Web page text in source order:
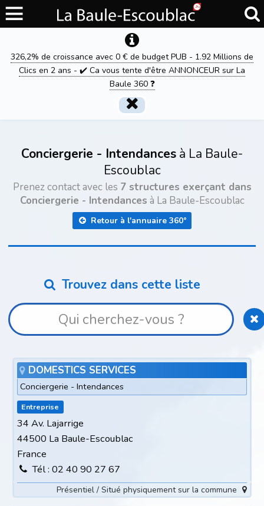
326,2% de croissance avec 0 € de budget PUB - 1.92 Millions de
Clics en 2 ans - ✔️ Ca vous tente d'être ANNONCEUR sur La
Baule 360 ❓
Conciergerie - Intendances à La Baule-
Escoublac
Prenez contact avec les 7 structures exerçant dans
Conciergerie - Intendances à La Baule-Escoublac
Retour à l'annuaire 360°
Trouvez dans cette liste
DOMESTICS SERVICES
Conciergerie - Intendances
Entreprise
34 Av. Lajarrige
44500 La Baule-Escoublac
France
Tél : 02 40 90 27 67
Présentiel / Situé physiquement sur la commune